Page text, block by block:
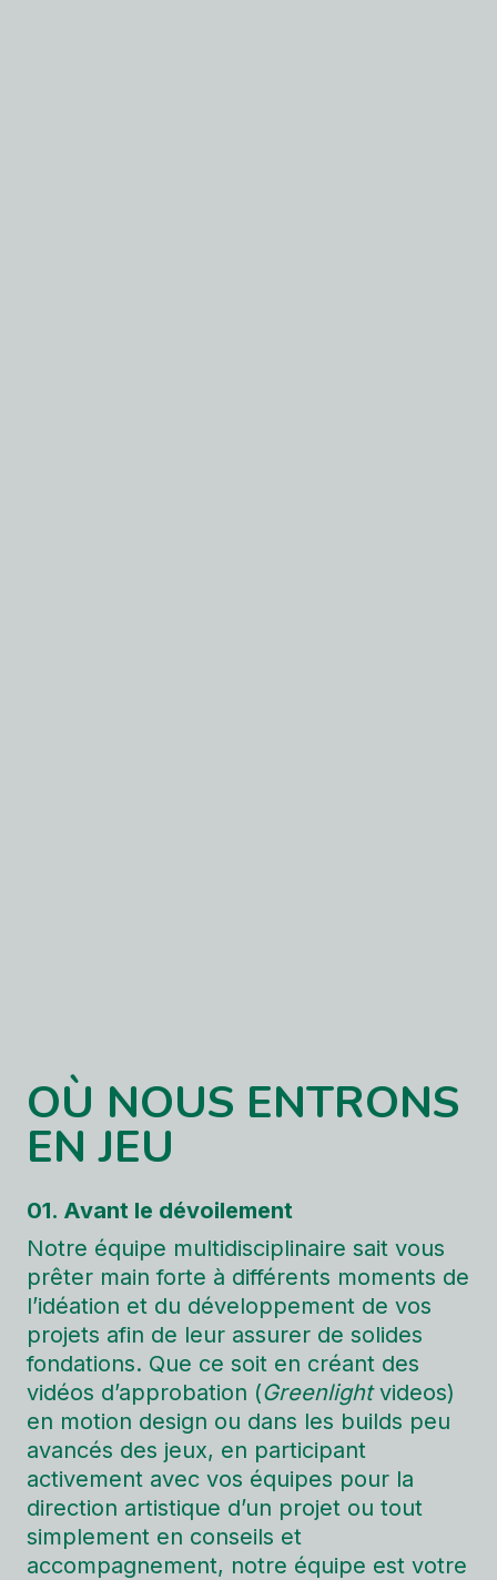
OÙ NOUS ENTRONS
EN JEU
01. Avant le dévoilement
Notre équipe multidisciplinaire sait vous
prêter main forte à différents moments de
l’idéation et du développement de vos
projets afin de leur assurer de solides
fondations. Que ce soit en créant des
vidéos d’approbation (Greenlight videos)
en motion design ou dans les builds peu
avancés des jeux, en participant
activement avec vos équipes pour la
direction artistique d’un projet ou tout
simplement en conseils et
accompagnement, notre équipe est votre